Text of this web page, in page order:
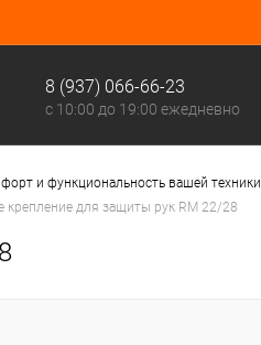
8 (937) 066-66-23
с 10:00 до 19:00 ежедневно
и функциональность вашей техники
крепление для защиты рук RM 22/28